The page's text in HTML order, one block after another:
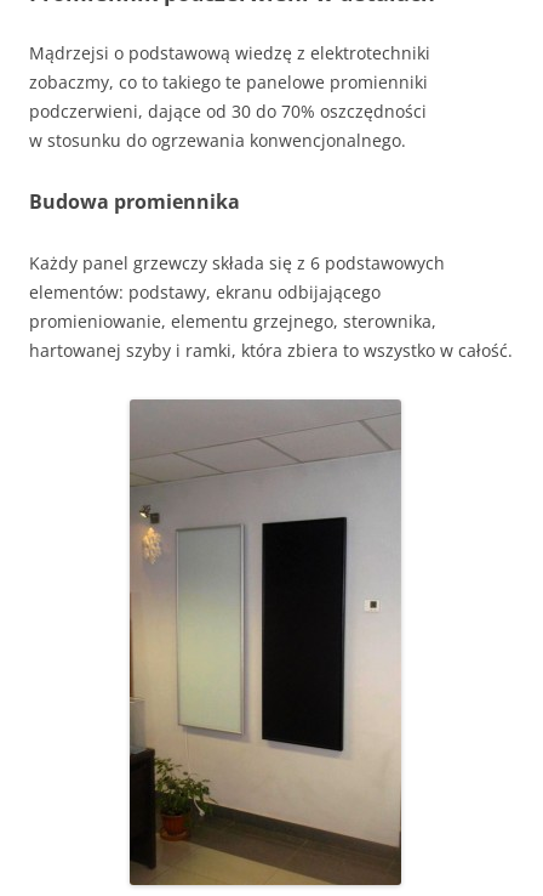
Mądrzejsi o podstawową wiedzę z elektrotechniki
zobaczmy, co to takiego te panelowe promienniki
podczerwieni, dające od 30 do 70% oszczędności
w stosunku do ogrzewania konwencjonalnego.
Budowa promiennika
Każdy panel grzewczy składa się z 6 podstawowych
elementów: podstawy, ekranu odbijającego
promieniowanie, elementu grzejnego, sterownika,
hartowanej szyby i ramki, która zbiera to wszystko w całość.